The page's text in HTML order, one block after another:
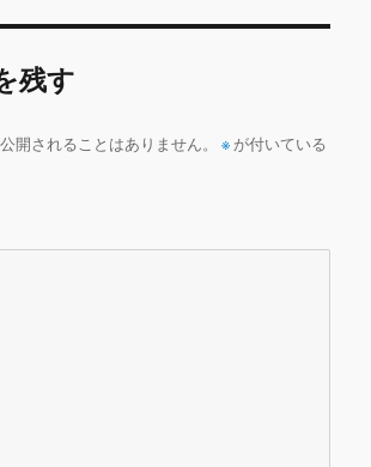
r
残す
開されることはありません。 ※ が付いている